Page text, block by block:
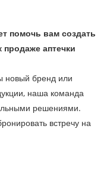
помочь вам создать
аптечки
новый бренд или
наша команда
решениями.
встречу на